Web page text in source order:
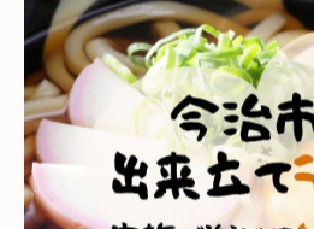
今治うどんと讃岐うどんは、そ
あります。讃岐うどんはコシの強
汁が特徴ですが、今治うどんは
と、地元食材を活かしたまろや
えば、河南町のうどん店では地
グに使うことで、讃岐うどんと